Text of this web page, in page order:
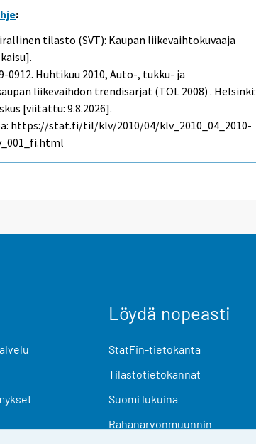
:
tilasto (SVT): Kaupan liikevaihtokuvaaja
0912. Huhtikuu 2010, Auto-, tukku- ja
liikevaihdon trendisarjat (TOL 2008) . Helsinki:
[viitattu: 9.8.2026].
https://stat.fi/til/klv/2010/04/klv_2010_04_2010-
Löydä nopeasti
StatFin-tietokanta
Tilastotietokannat
Suomi lukuina
Rahanarvonmuunnin